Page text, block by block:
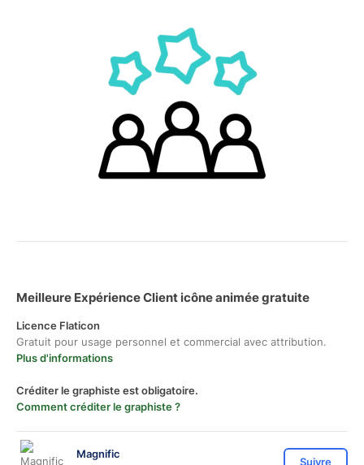
Meilleure Expérience Client icône animée gratuite
Licence Flaticon
Gratuit pour usage personnel et commercial avec attribution.
Plus d'informations
Créditer le graphiste est obligatoire.
Comment créditer le graphiste ?
Magnific
Suivre